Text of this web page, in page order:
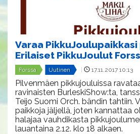
Varaa PikkuJoulupaikkasi
Erilaiset PikkuJoulut
Forssa Uutinen 17.11.2017 10:13
Pilvenmäen pikkujouluissa
ravinaisten BurleskiShow:ta,
Teijo Suomi Orch. bändin tahtiin.
paikkoja jäljellä, joten kannattaa
halajaa vauhdikasta
lauantaina 2.12. klo 18 alkaen.